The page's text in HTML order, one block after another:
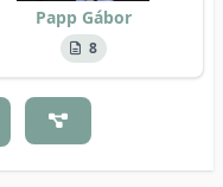
Papp Gábor
8